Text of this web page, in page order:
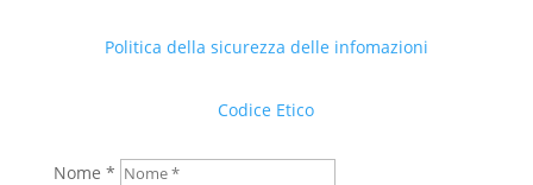
Politica della sicurezza delle infomazioni
Codice Etico
Nome *